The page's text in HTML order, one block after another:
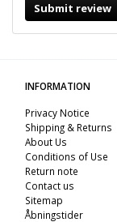
Submit review
INFORMATION
Privacy Notice
Shipping & Returns
About Us
Conditions of Use
Return note
Contact us
Sitemap
Åbningstider